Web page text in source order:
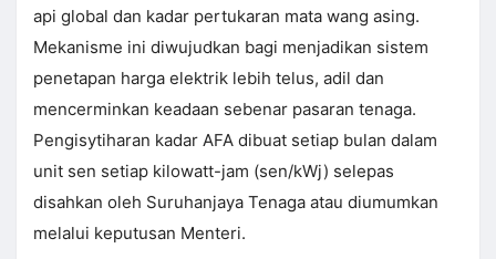
api global dan kadar pertukaran mata wang asing.
Mekanisme ini diwujudkan bagi menjadikan sistem
penetapan harga elektrik lebih telus, adil dan
mencerminkan keadaan sebenar pasaran tenaga.
Pengisytiharan kadar AFA dibuat setiap bulan dalam
unit sen setiap kilowatt-jam (sen/kWj) selepas
disahkan oleh Suruhanjaya Tenaga atau diumumkan
melalui keputusan Menteri.